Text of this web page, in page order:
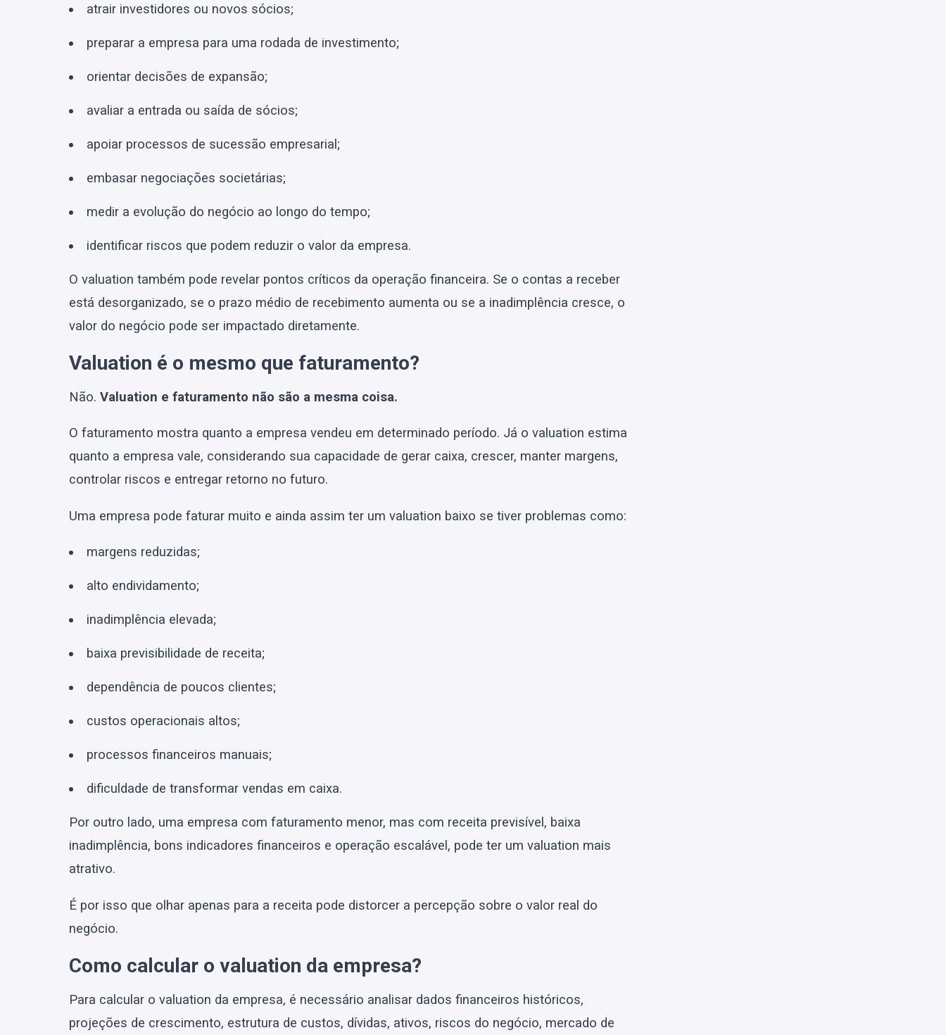
atrair investidores ou novos sócios;
preparar a empresa para uma rodada de investimento;
orientar decisões de expansão;
avaliar a entrada ou saída de sócios;
apoiar processos de sucessão empresarial;
embasar negociações societárias;
medir a evolução do negócio ao longo do tempo;
identificar riscos que podem reduzir o valor da empresa.
O valuation também pode revelar pontos críticos da operação financeira. Se o contas a receber
está desorganizado, se o prazo médio de recebimento aumenta ou se a inadimplência cresce, o
valor do negócio pode ser impactado diretamente.
Valuation é o mesmo que faturamento?
Não. Valuation e faturamento não são a mesma coisa.
O faturamento mostra quanto a empresa vendeu em determinado período. Já o valuation estima
quanto a empresa vale, considerando sua capacidade de gerar caixa, crescer, manter margens,
controlar riscos e entregar retorno no futuro.
Uma empresa pode faturar muito e ainda assim ter um valuation baixo se tiver problemas como:
margens reduzidas;
alto endividamento;
inadimplência elevada;
baixa previsibilidade de receita;
dependência de poucos clientes;
custos operacionais altos;
processos financeiros manuais;
dificuldade de transformar vendas em caixa.
Por outro lado, uma empresa com faturamento menor, mas com receita previsível, baixa
inadimplência, bons indicadores financeiros e operação escalável, pode ter um valuation mais
atrativo.
É por isso que olhar apenas para a receita pode distorcer a percepção sobre o valor real do
negócio.
Como calcular o valuation da empresa?
Para calcular o valuation da empresa, é necessário analisar dados financeiros históricos,
projeções de crescimento, estrutura de custos, dívidas, ativos, riscos do negócio, mercado de